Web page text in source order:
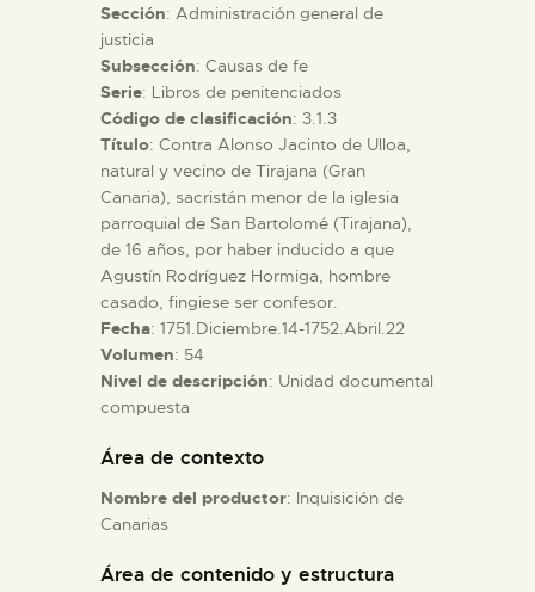
PREPARAR LA VISITA
ACTIVIDADES
█
EL MUSEO
COLECCIONES
DIDÁCTICA
ESPAÑOL
Sección: Administración general de
justicia
Subsección: Causas de fe
Serie: Libros de penitenciados
Código de clasificación: 3.1.3
Título: Contra Alonso Jacinto de Ulloa,
natural y vecino de Tirajana (Gran
Canaria), sacristán menor de la iglesia
parroquial de San Bartolomé (Tirajana),
de 16 años, por haber inducido a que
Agustín Rodríguez Hormiga, hombre
casado, fingiese ser confesor.
Fecha: 1751.Diciembre.14-1752.Abril.22
Volumen: 54
Nivel de descripción: Unidad documental
compuesta
Área de contexto
Nombre del productor: Inquisición de
Canarias
Área de contenido y estructura